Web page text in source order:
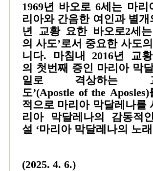
1969년 바오로 6세는 마
리아와 간음한 여인과 별
년 교황 요한 바오로2세
의 사도’로서 중요한 사도
니다. 마침내 2016년 교
의 첫번째 증인 마리아 막
일로 격상하는
도’(Apostle of the
적으로 마리아 막달레나를
리아 막달레나의 감동적
설 ‘마리아 막달레나의 노
(2025. 4. 6.)